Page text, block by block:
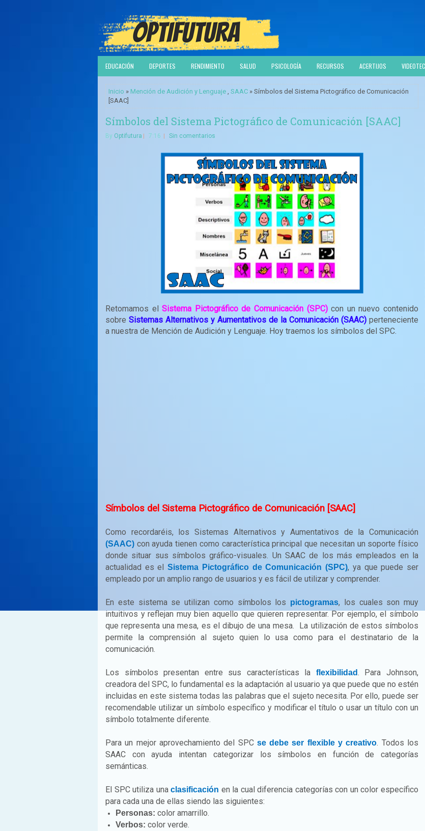
EDUCACIÓN DEPORTES RENDIMIENTO SALUD PSICOLOGÍA RECURSOS ACERTIJOS
Inicio » Mención de Audición y Lenguaje , SAAC » Símbolos del Sistema Pictográfico de Comunicación
[SAAC]
Símbolos del Sistema Pictográfico de Comunicación [SAAC]
By Optifutura 7:16 Sin comentarios
Retomamos elSistema Pictográfico de Comunicación (SPC)con un nuevo contenido
sobre Sistemas Alternativos y Aumentativos de la Comunicación (SAAC) perteneciente
a nuestra de Mención de Audición y Lenguaje. Hoy traemos los símbolos del SPC.
Símbolos del Sistema Pictográfico de Comunicación [SAAC]
Como recordaréis, los Sistemas Alternativos y Aumentativos de la Comunicación
(SAAC) con ayuda tienen como característica principal que necesitan un soporte físico
donde situar sus símbolos gráfico-visuales. Un SAAC de los más empleados en la
actualidad es elSistema Pictográfico de Comunicación (SPC), ya que puede ser
empleado por un amplio rango de usuarios y es fácil de utilizar y comprender.
En este sistema se utilizan como símbolos los pictogramas, los cuales son muy
intuitivos y reflejan muy bien aquello que quieren representar. Por ejemplo, el símbolo
que representa una mesa, es el dibujo de una mesa.
La utilización de estos símbolos
permite la comprensión al sujeto quien lo usa como para el destinatario de la
comunicación.
Los símbolos presentan entre sus características la flexibilidad. Para Johnson,
creadora del SPC, lo fundamental es la adaptación al usuario ya que puede que no estén
incluidas en este sistema todas las palabras que el sujeto necesita. Por ello, puede ser
recomendable utilizar un símbolo específico y modificar el título o usar un título con un
símbolo totalmente diferente.
Para un mejor aprovechamiento del SPC se debe ser flexible y creativo. Todos los
SAAC con ayuda intentan categorizar los símbolos en función de categorías
semánticas.
El SPC utiliza unaclasificación en la cual diferencia categorías con un color específico
para cada una de ellas siendo las siguientes:
Personas: color amarrillo.
Verbos: color verde.